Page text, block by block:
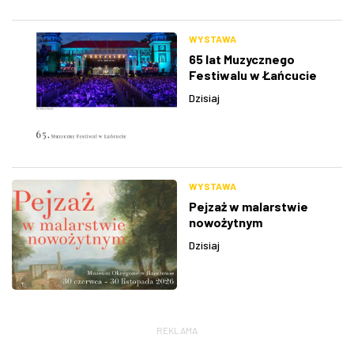
WYSTAWA
65 lat Muzycznego
Festiwalu w Łańcucie
Dzisiaj
WYSTAWA
Pejzaż w malarstwie
nowożytnym
Dzisiaj
REKLAMA